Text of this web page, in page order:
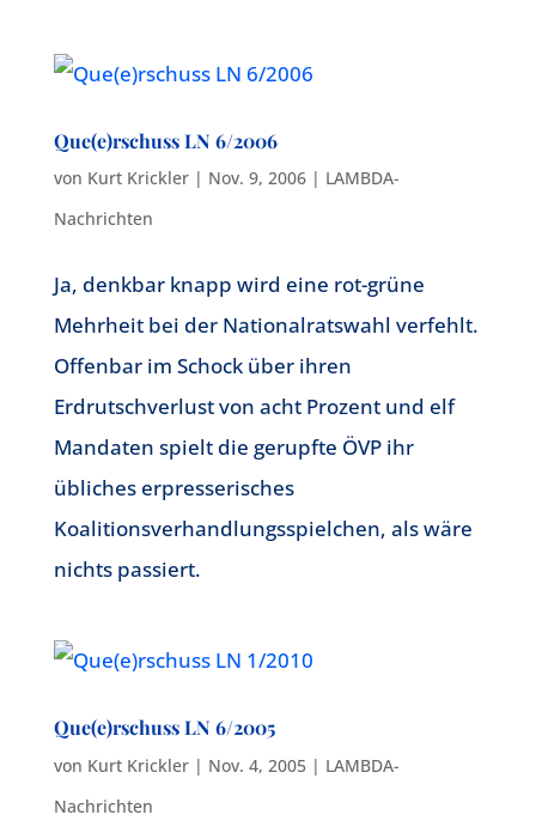
Que(e)rschuss LN 6/2006
von Kurt Krickler| Nov. 9, 2006| LAMBDA-
Nachrichten
Ja, denkbar knapp wird eine rot-grüne
Mehrheit bei der Nationalratswahl verfehlt.
Offenbar im Schock über ihren
Erdrutschverlust von acht Prozent und elf
Mandaten spielt die gerupfte ÖVP ihr
übliches erpresserisches
Koalitionsverhandlungsspielchen, als wäre
nichts passiert.
Que(e)rschuss LN 6/2005
von Kurt Krickler| Nov. 4, 2005| LAMBDA-
Nachrichten